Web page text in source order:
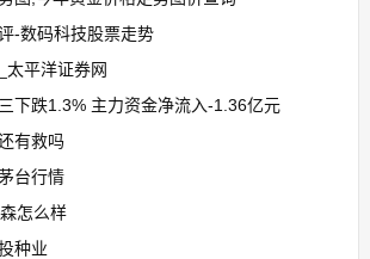
-数码科技股票走势
太平洋证券网
下跌1.3% 主力资金净流入-1.36亿元
有救吗
台行情
怎么样
种业